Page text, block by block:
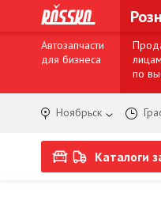
Автозапчасти
для бизнеса
по
Ноябрьск
Каталоги